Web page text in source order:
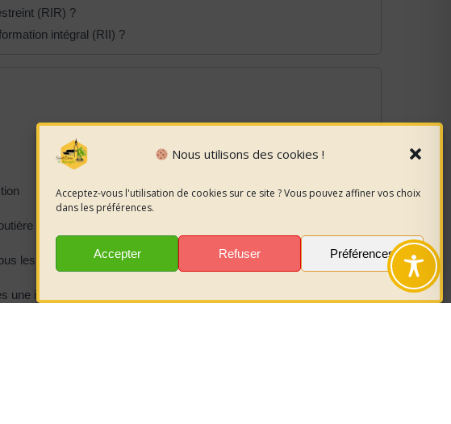
Nous utilisons des cookies !
Acceptez-vous l'utilisation de cookies sur ce site ? Vous pouvez affiner vos choix
dans les préférences.
Accepter Refuser Préférences
(RIR) ?
intégral (RII) ?
les points)
une infraction